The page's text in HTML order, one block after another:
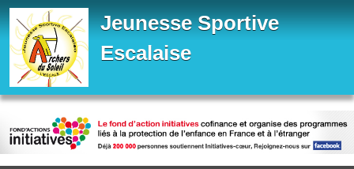
Jeunesse Sportive
Escalaise
Panneau de gestion des cookies